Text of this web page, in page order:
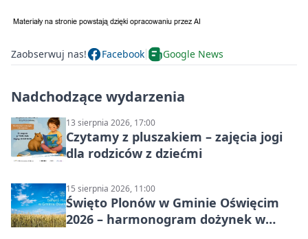
Zaobserwuj nas! Facebook Google News
Nadchodzące wydarzenia
13 sierpnia 2026, 17:00
Czytamy z pluszakiem – zajęcia jogi
dla rodziców z dziećmi
15 sierpnia 2026, 11:00
Święto Plonów w Gminie Oświęcim
2026 – harmonogram dożynek w